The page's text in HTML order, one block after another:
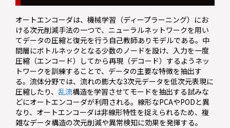
オートエンコーダは、機械学習（ディープラーニング）にお
ける次元削減手法の一つで、ニューラルネットワークを用い
てデータの圧縮と復元を行う自己教師ありモデルである。中
間層にボトルネックとなる少数のノードを設け、入力を一度
圧縮（エンコード）してから再現（デコード）するようネッ
トワークを訓練することで、データの主要な特徴を抽出す
る。流体分野では、流れの膨大な3次元データを低次元表現に
圧縮したり、 乱流構造を学習させてモードを抽出する試みな
どにオートエンコーダが利用される。線形なPCAやPODと異
なり、オートエンコーダは非線形特性を捉えられるため、複
雑なデータ構造の次元削減や異常検知に効果を発揮する。